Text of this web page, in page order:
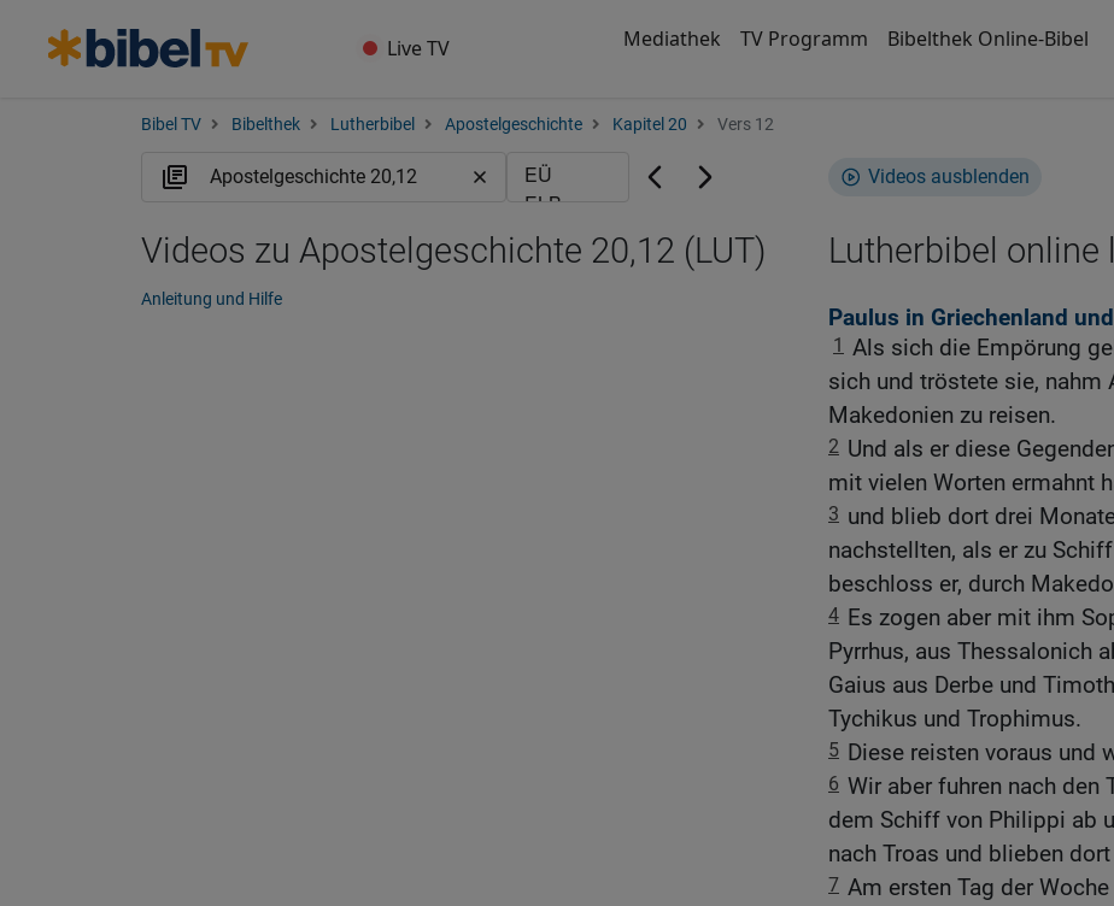
Live TV Mediathek TV Programm Bibelthek Online-Bibel
Bibel TV Bibelthek Lutherbibel Apostelgeschichte Kapitel 20 Vers 12
Videos ausblenden
Lutherbibel online
Paulus in Griechenland
1 Als sich die Empörung
sich und tröstete sie, nahm
Makedonien zu reisen.
2 Und als er diese
mit vielen Worten ermahnt
3 und blieb dort drei
nachstellten, als er zu
beschloss er, durch
4 Es zogen aber mit ihm
Pyrrhus, aus Thessalonich
Gaius aus Derbe und
Tychikus und Trophimus.
5 Diese reisten voraus und
6 Wir aber fuhren nach den
dem Schiff von Philippi ab
nach Troas und blieben
7 Am ersten Tag der
Videos zu Apostelgeschichte 20,12 (LUT)
Anleitung und Hilfe